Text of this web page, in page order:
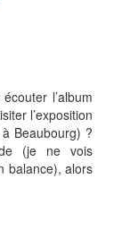
l’album
l’exposition
Beaubourg) ?
(je ne vois
balance), alors